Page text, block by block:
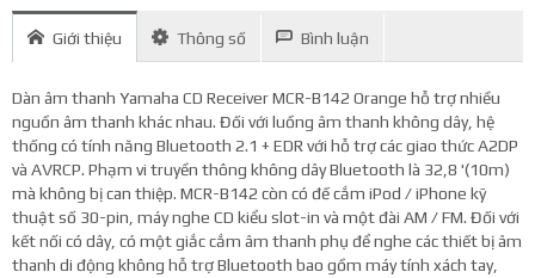
Giới thiệu Thông số Bình luận
Dàn âm thanh Yamaha CD Receiver MCR-B142 Orange hỗ trợ nhiều
nguồn âm thanh khác nhau. Đối với luồng âm thanh không dây, hệ
thống có tính năng Bluetooth 2.1 + EDR với hỗ trợ các giao thức A2DP
và AVRCP. Phạm vi truyền thông không dây Bluetooth là 32,8 '(10m)
mà không bị can thiệp. MCR-B142 còn có đế cắm iPod / iPhone kỹ
thuật số 30-pin, máy nghe CD kiểu slot-in và một đài AM / FM. Đối với
kết nối có dây, có một giắc cắm âm thanh phụ để nghe các thiết bị âm
thanh di động không hỗ trợ Bluetooth bao gồm máy tính xách tay,